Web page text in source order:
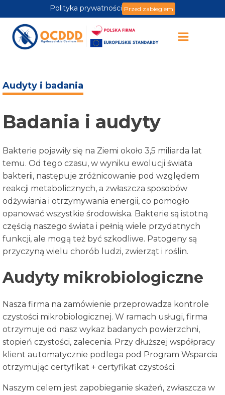
Polityka prywatności Przed zabiegiem
Audyty i badania
Badania i audyty
Bakterie pojawiły się na Ziemi około 3,5 miliarda lat
temu. Od tego czasu, w wyniku ewolucji świata
bakterii, następuje zróżnicowanie pod względem
reakcji metabolicznych, a zwłaszcza sposobów
odżywiania i otrzymywania energii, co pomogło
opanować wszystkie środowiska. Bakterie są istotną
częścią naszego świata i pełnią wiele przydatnych
funkcji, ale mogą też być szkodliwe. Patogeny są
przyczyną wielu chorób ludzi, zwierząt i roślin.
Audyty mikrobiologiczne
Nasza firma na zamówienie przeprowadza kontrole
czystości mikrobiologicznej. W ramach usługi, firma
otrzymuje od nasz wykaz badanych powierzchni,
stopień czystości, zalecenia. Przy dłuższej współpracy
klient automatycznie podlega pod Program Wsparcia
otrzymując certyfikat + certyfikat czystości.
Naszym celem jest zapobieganie skażeń, zwłaszcza w